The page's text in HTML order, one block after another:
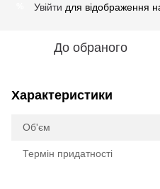
Увійти для відображення
До обраного
Характеристики
Об'єм
Термін придатності